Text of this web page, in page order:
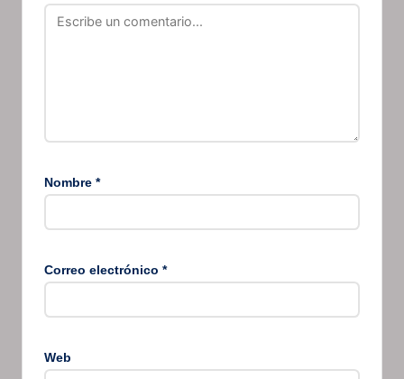
Nombre *
Correo electrónico *
Web